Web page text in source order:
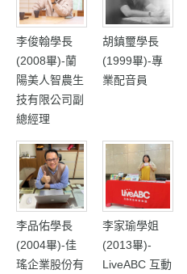
李俊翰學長
(2008畢)-蘭
陽美人智農生
技有限公司副
總經理
胡鎮璽學長
(1999畢)-專
業配音員
李品佑學長
(2004畢)-佳
瑤企業股份有
李家瑜學姐
(2013畢)-
LiveABC 互動